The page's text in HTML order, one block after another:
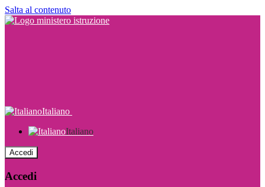
Salta al contenuto
Italiano
Italiano
Accedi
Accedi